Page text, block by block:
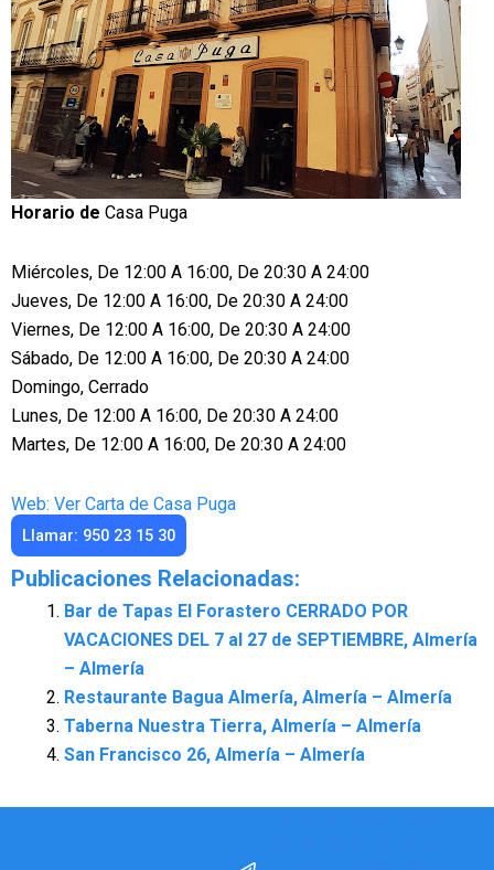
Horario de Casa Puga
Miércoles, De 12:00 A 16:00, De 20:30 A 24:00
Jueves, De 12:00 A 16:00, De 20:30 A 24:00
Viernes, De 12:00 A 16:00, De 20:30 A 24:00
Sábado, De 12:00 A 16:00, De 20:30 A 24:00
Domingo, Cerrado
Lunes, De 12:00 A 16:00, De 20:30 A 24:00
Martes, De 12:00 A 16:00, De 20:30 A 24:00
Web: Ver Carta de Casa Puga
Llamar: 950 23 15 30
Publicaciones Relacionadas:
Bar de Tapas El Forastero CERRADO POR
VACACIONES DEL 7 al 27 de SEPTIEMBRE, Almería
– Almería
Restaurante Bagua Almería, Almería – Almería
Taberna Nuestra Tierra, Almería – Almería
San Francisco 26, Almería – Almería